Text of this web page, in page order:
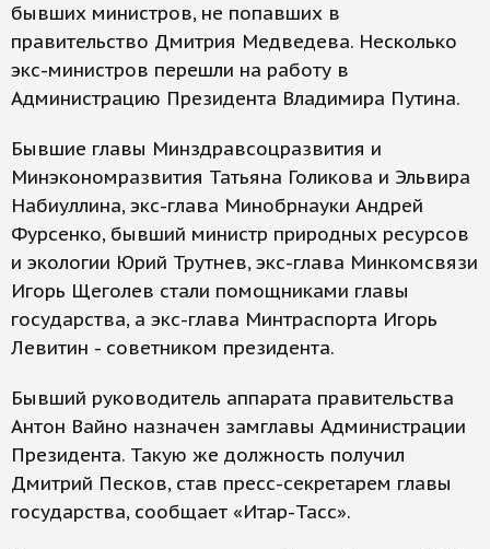
бывших министров, не попавших в
правительство Дмитрия Медведева. Несколько
экс-министров перешли на работу в
Администрацию Президента Владимира Путина.
Бывшие главы Минздравсоцразвития и
Минэкономразвития Татьяна Голикова и Эльвира
Набиуллина, экс-глава Минобрнауки Андрей
Фурсенко, бывший министр природных ресурсов
и экологии Юрий Трутнев, экс-глава Минкомсвязи
Игорь Щеголев стали помощниками главы
государства, а экс-глава Минтраспорта Игорь
Левитин - советником президента.
Бывший руководитель аппарата правительства
Антон Вайно назначен замглавы Администрации
Президента. Такую же должность получил
Дмитрий Песков, став пресс-секретарем главы
государства, сообщает «Итар-Тасс».